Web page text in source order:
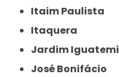
Itaim Paulista
Itaquera
Jardim Iguatemi
José Bonifácio